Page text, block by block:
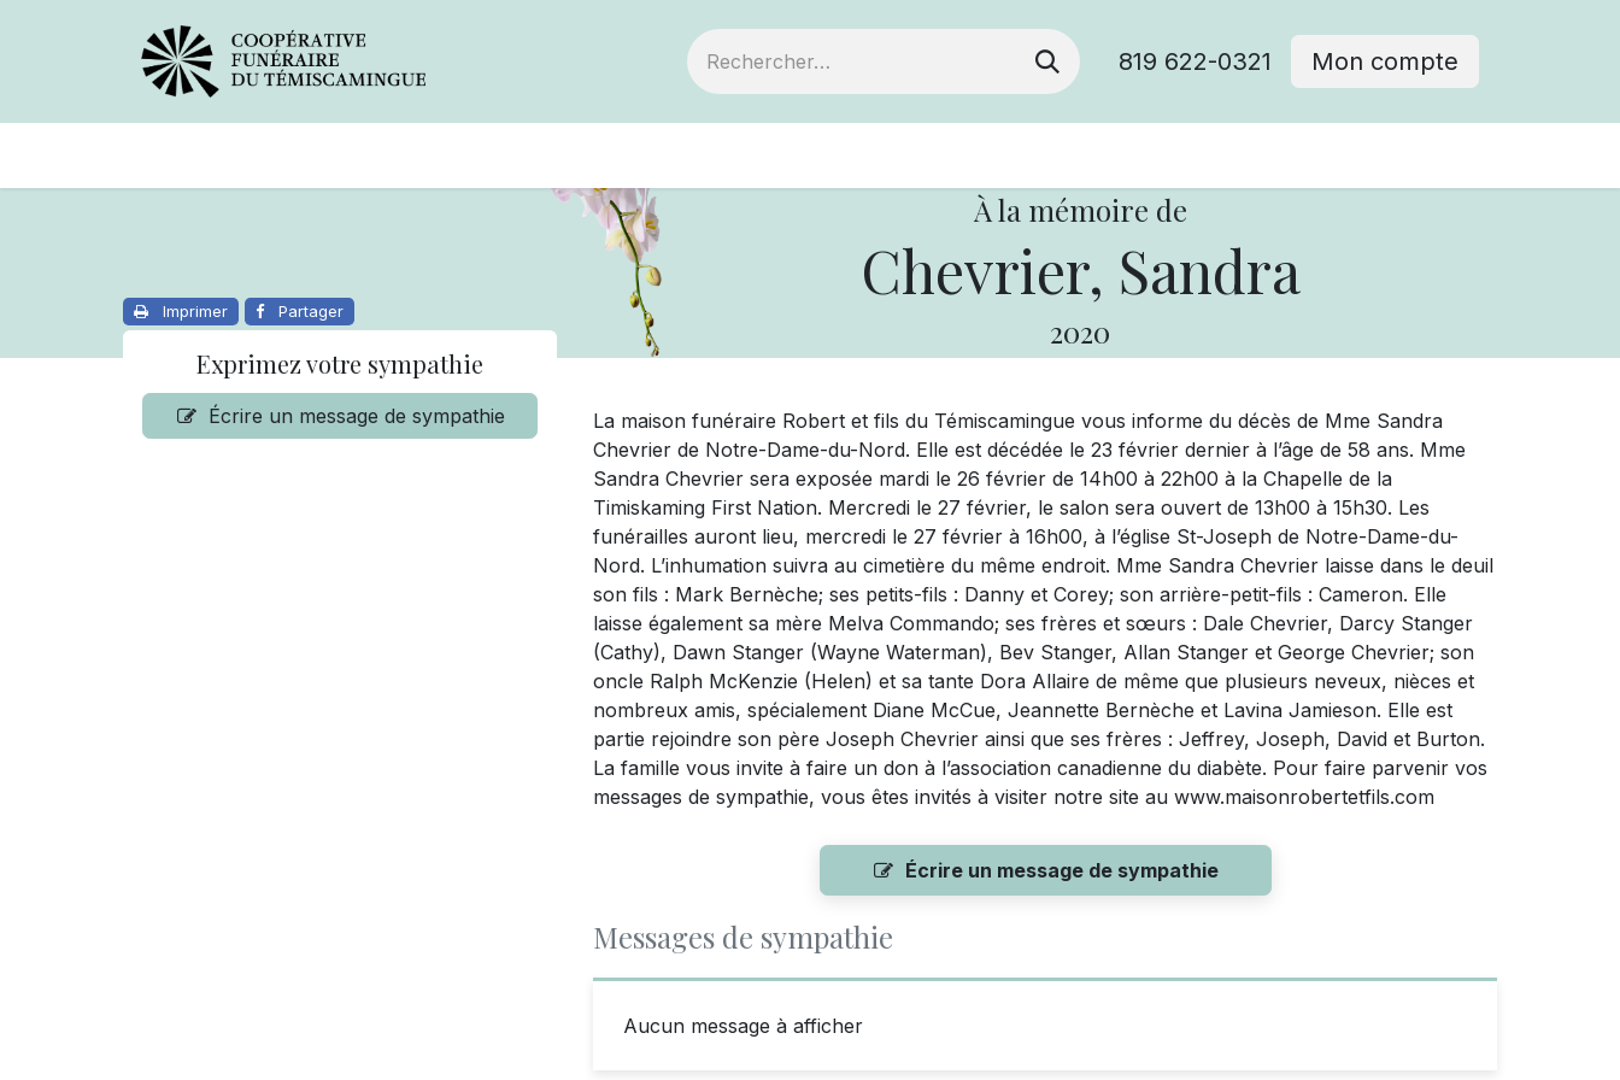
819 622-0321 Mon compte
À la mémoire de
Chevrier, Sandra
2020
Imprimer Partager
Exprimez votre sympathie
Écrire un message de sympathie
La maison funéraire Robert et fils du Témiscamingue vous informe du décès de Mme Sandra
Chevrier de Notre-Dame-du-Nord. Elle est décédée le 23 février dernier à l’âge de 58 ans. Mme
Sandra Chevrier sera exposée mardi le 26 février de 14h00 à 22h00 à la Chapelle de la
Timiskaming First Nation. Mercredi le 27 février, le salon sera ouvert de 13h00 à 15h30. Les
funérailles auront lieu, mercredi le 27 février à 16h00, à l’église St-Joseph de Notre-Dame-du-
Nord. L’inhumation suivra au cimetière du même endroit. Mme Sandra Chevrier laisse dans le deuil
son fils : Mark Bernèche; ses petits-fils : Danny et Corey; son arrière-petit-fils : Cameron. Elle
laisse également sa mère Melva Commando; ses frères et sœurs : Dale Chevrier, Darcy Stanger
(Cathy), Dawn Stanger (Wayne Waterman), Bev Stanger, Allan Stanger et George Chevrier; son
oncle Ralph McKenzie (Helen) et sa tante Dora Allaire de même que plusieurs neveux, nièces et
nombreux amis, spécialement Diane McCue, Jeannette Bernèche et Lavina Jamieson. Elle est
partie rejoindre son père Joseph Chevrier ainsi que ses frères : Jeffrey, Joseph, David et Burton.
La famille vous invite à faire un don à l’association canadienne du diabète. Pour faire parvenir vos
messages de sympathie, vous êtes invités à visiter notre site au www.maisonrobertetfils.com
Écrire un message de sympathie
Messages de sympathie
Aucun message à afficher